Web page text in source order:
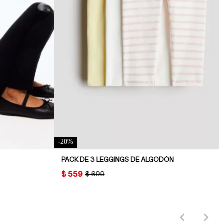
-20%
PACK DE 3 LEGGINGS DE ALGODÓN
ORIGINAL PRICE:
$ 699
PRICE:
$ 559